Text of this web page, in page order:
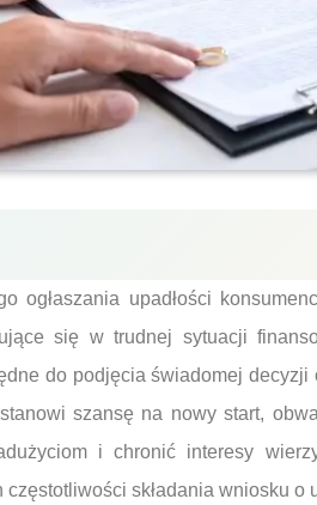
ogłaszania upadłości
się w trudnej sytuacji
do podjęcia świadomej
szansę na nowy start,
i chronić interesy
składania wniosku o